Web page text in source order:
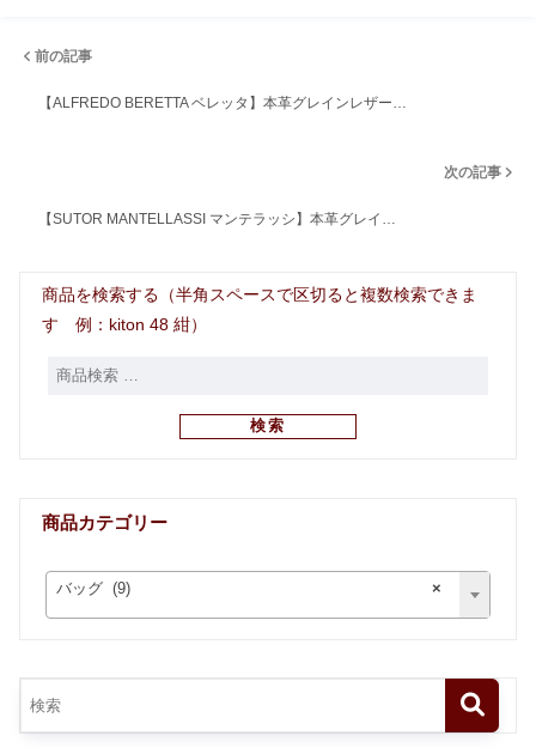
前の記事
【ALFREDO BERETTA ベレッタ】本革グレインレザー…
次の記事
【SUTOR MANTELLASSI マンテラッシ】本革グレイ…
商品を検索する（半角スペースで区切ると複数検索できま
す 例：kiton 48 紺）
検索
商品カテゴリー
×
バッグ (9)